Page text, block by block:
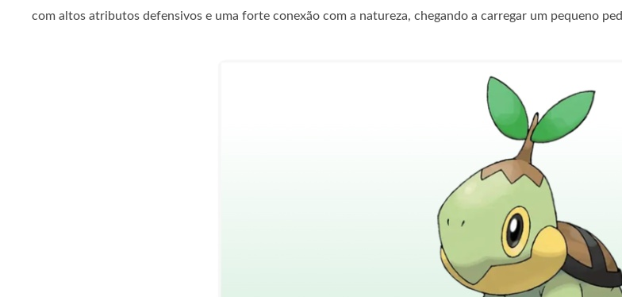
com altos atributos defensivos e uma forte conexão com a natureza, chegando a carregar um pequeno